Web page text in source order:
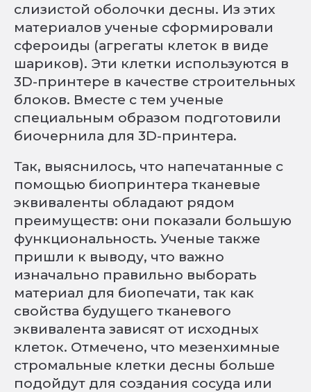
слизистой оболочки десны. Из этих
материалов ученые сформировали
сфероиды (агрегаты клеток в виде
шариков). Эти клетки используются в
3D-принтере в качестве строительных
блоков. Вместе с тем ученые
специальным образом подготовили
биочернила для 3D-принтера.
Так, выяснилось, что напечатанные с
помощью биопринтера тканевые
эквиваленты обладают рядом
преимуществ: они показали большую
функциональность. Ученые также
пришли к выводу, что важно
изначально правильно выборать
материал для биопечати, так как
свойства будущего тканевого
эквивалента зависят от исходных
клеток. Отмечено, что мезенхимные
стромальные клетки десны больше
подойдут для создания сосуда или